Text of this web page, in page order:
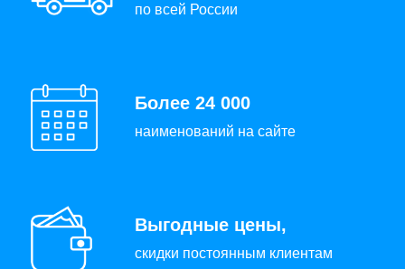
по всей России
Более 24 000
наименований на сайте
Выгодные цены,
скидки постоянным клиентам